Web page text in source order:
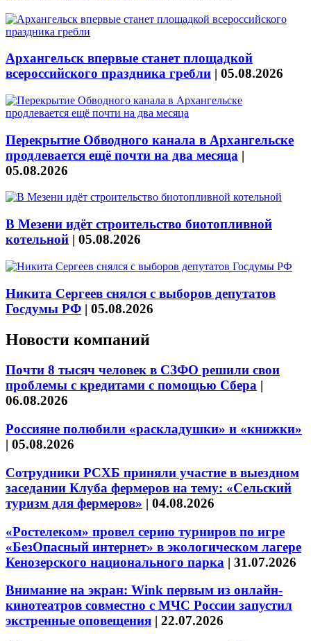
Архангельск впервые станет площадкой
всероссийского праздника гребли | 05.08.2026
Перекрытие Обводного канала в Архангельске
продлевается ещё почти на два месяца |
05.08.2026
В Мезени идёт строительство биотопливной
котельной | 05.08.2026
Никита Сергеев снялся с выборов депутатов
Госдумы РФ | 05.08.2026
Новости компаний
Почти 8 тысяч человек в СЗФО решили свои
проблемы с кредитами с помощью Сбера |
06.08.2026
Россияне полюбили «раскладушки» и «книжки»
| 05.08.2026
Сотрудники РСХБ приняли участие в выездном
заседании Клуба фермеров на тему: «Сельский
туризм для фермеров» | 04.08.2026
«Ростелеком» провел серию турниров по игре
«БезОпасный интернет» в экологическом лагере
Кенозерского национального парка | 31.07.2026
Внимание на экран: Wink первым из онлайн-
кинотеатров совместно с МЧС России запустил
экстренные оповещения | 22.07.2026